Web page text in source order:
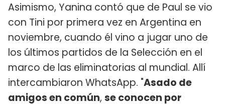
Asimismo, Yanina contó que de Paul se vio
con Tini por primera vez en Argentina en
noviembre, cuando él vino a jugar uno de
los últimos partidos de la Selección en el
marco de las eliminatorias al mundial. Allí
intercambiaron WhatsApp. "Asado de
amigos en común, se conocen por